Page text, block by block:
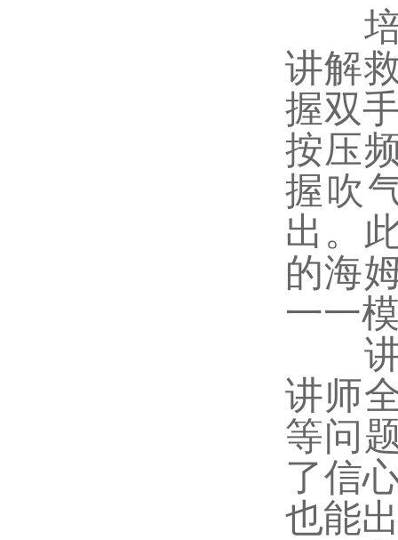
培
讲解
握双
按压
握吹
出。
的海
一一
讲
讲师
等问
了信
也能